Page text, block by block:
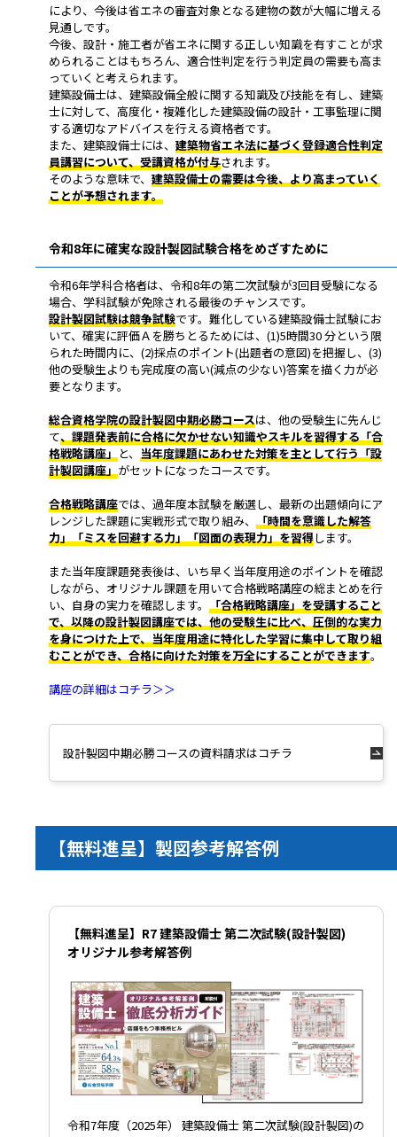
により、今後は省エネの審査対象となる建物の数が大幅に増える
見通しです。
今後、設計・施工者が省エネに関する正しい知識を有すことが求
められることはもちろん、適合性判定を行う判定員の需要も高ま
っていくと考えられます。
建築設備士は、建築設備全般に関する知識及び技能を有し、建築
士に対して、高度化・複雑化した建築設備の設計・工事監理に関
する適切なアドバイスを行える資格者です。
また、建築設備士には、 建築物省エネ法に基づく登録適合性判定
員講習について、受講資格が付与されます。
そのような意味で、 建築設備士の需要は今後、より高まっていく
ことが予想されます。
令和8年に確実な設計製図試験合格をめざすために
令和6年学科合格者は、令和8年の第二次試験が3回目受験になる
場合、学科試験が免除される最後のチャンスです。
設計製図試験は競争試験です。難化している建築設備士試験にお
いて、確実に評価Ａを勝ちとるためには、(1)5時間30 分という限
られた時間内に、(2)採点のポイント(出題者の意図)を把握し、(3)
他の受験生よりも完成度の高い(減点の少ない)答案を描く力が必
要となります。
総合資格学院の設計製図中期必勝コースは、他の受験生に先んじ
て、課題発表前に合格に欠かせない知識やスキルを習得する「合
格戦略講座」と、 当年度課題にあわせた対策を主として行う「設
計製図講座」がセットになったコースです。
合格戦略講座では、過年度本試験を厳選し、最新の出題傾向にア
レンジした課題に実戦形式で取り組み、 「時間を意識した解答
力」「ミスを回避する力」「図面の表現力」を習得します。
また当年度課題発表後は、いち早く当年度用途のポイントを確認
しながら、オリジナル課題を用いて合格戦略講座の総まとめを行
い、自身の実力を確認します。 「合格戦略講座」を受講すること
で、以降の設計製図講座では、他の受験生に比べ、圧倒的な実力
を身につけた上で、当年度用途に特化した学習に集中して取り組
むことができ、合格に向けた対策を万全にすることができます。
講座の詳細はコチラ＞＞
設計製図中期必勝コースの資料請求はコチラ
【無料進呈】製図参考解答例
【無料進呈】R7 建築設備士 第二次試験(設計製図)
オリジナル参考解答例
令和7年度（2025年） 建築設備士 第二次試験(設計製図)の